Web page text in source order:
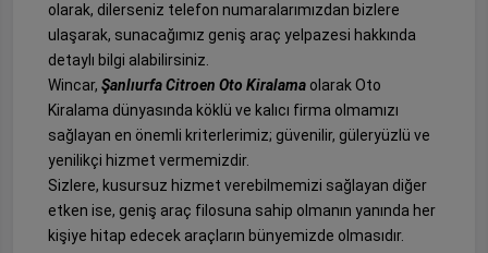
olarak, dilerseniz telefon numaralarımızdan bizlere
ulaşarak, sunacağımız geniş araç yelpazesi hakkında
detaylı bilgi alabilirsiniz.
Wincar, Şanlıurfa Citroen Oto Kiralama olarak Oto
Kiralama dünyasında köklü ve kalıcı firma olmamızı
sağlayan en önemli kriterlerimiz; güvenilir, güleryüzlü ve
yenilikçi hizmet vermemizdir.
Sizlere, kusursuz hizmet verebilmemizi sağlayan diğer
etken ise, geniş araç filosuna sahip olmanın yanında her
kişiye hitap edecek araçların bünyemizde olmasıdır.